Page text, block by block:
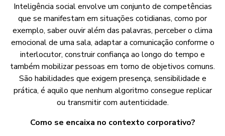
Inteligência social envolve um conjunto de competências
que se manifestam em situações cotidianas, como por
exemplo, saber ouvir além das palavras, perceber o clima
emocional de uma sala, adaptar a comunicação conforme o
interlocutor, construir confiança ao longo do tempo e
também mobilizar pessoas em torno de objetivos comuns.
São habilidades que exigem presença, sensibilidade e
prática, é aquilo que nenhum algoritmo consegue replicar
ou transmitir com autenticidade.
Como se encaixa no contexto corporativo?